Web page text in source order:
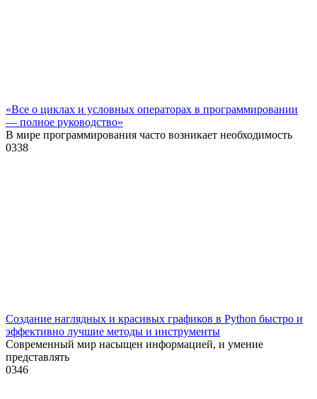
«Все о циклах и условных операторах в программировании
— полное руководство»
В мире программирования часто возникает необходимость
0338
Создание наглядных и красивых графиков в Python быстро и
эффективно лучшие методы и инструменты
Современный мир насыщен информацией, и умение
представлять
0346